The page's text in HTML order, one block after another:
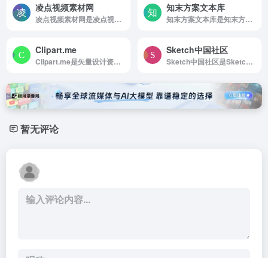
凌点视频素材网
凌点视频素材网是凌点视频素材网：提供海量高清实拍视频素材、舞台背景、AE模板、PR模板、片头开场、短视频等视频模板素材，下载视频素材，就来凌点网
知末方案文本库
知末方案文本库是知末方案文本库提供项建筑、...
Clipart.me
Clipart.me是矢量设计资源与PSD设计资源搜索下载
Sketch中国社区
Sketch中国社区是Sketch 使用者交流社区。
暂无评论